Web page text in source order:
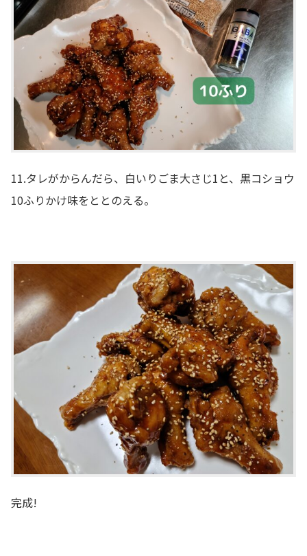
11.タレがからんだら、白いりごま大さじ1と、黒コショウ
10ふりかけ味をととのえる。
完成!